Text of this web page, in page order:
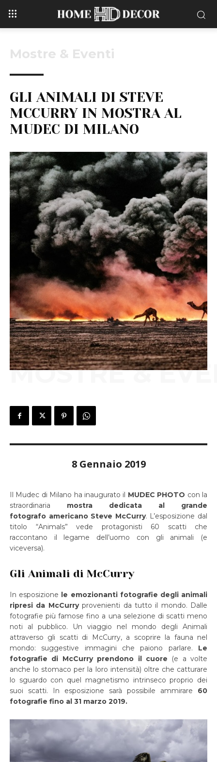
Mostre & Eventi
GLI ANIMALI DI STEVE
MCCURRY IN MOSTRA AL
MUDEC DI MILANO
MOSTRE &
8 Gennaio 2019
Il Mudec di Milano ha inaugurato il MUDEC PHOTO con la
straordinaria mostra dedicata al grande
fotografo americano Steve McCurry. L’esposizione dal
titolo “Animals” vede protagonisti 60 scatti che
raccontano il legame dell’uomo con gli animali (e
viceversa).
Gli Animali di McCurry
In esposizione le emozionanti fotografie degli animali
ripresi da McCurryprovenienti da tutto il mondo. Dalle
fotografie più famose fino a una selezione di scatti meno
noti al pubblico. Un viaggio nel mondo degli Animali
attraverso gli scatti di McCurry, a scoprire la fauna nel
mondo: suggestive immagini che paiono parlare. Le
fotografie di McCurry prendono il cuore (e a volte
anche lo stomaco per la loro intensità) oltre che catturare
lo sguardo con quel magnetismo intrinseco proprio dei
suoi scatti. In esposizione sarà possibile ammirare 60
fotografie fino al 31 marzo 2019.